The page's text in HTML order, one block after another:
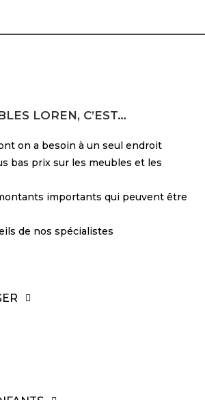
LOREN, C’EST…
on a besoin à un seul endroit
bas prix sur les meubles et les
importants qui peuvent être
de nos spécialistes